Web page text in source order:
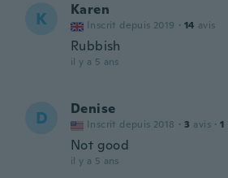
K Karen
Inscrit depuis 2019 · 14 avis
Rubbish
il y a 5 ans
D Denise
Inscrit depuis 2018 · 3 avis · 1
Not good
il y a 5 ans